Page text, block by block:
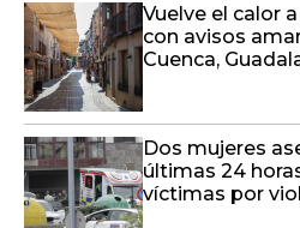
Vuelve el calor
con avisos
Cuenca,
Dos mujeres
últimas 24
víctimas por